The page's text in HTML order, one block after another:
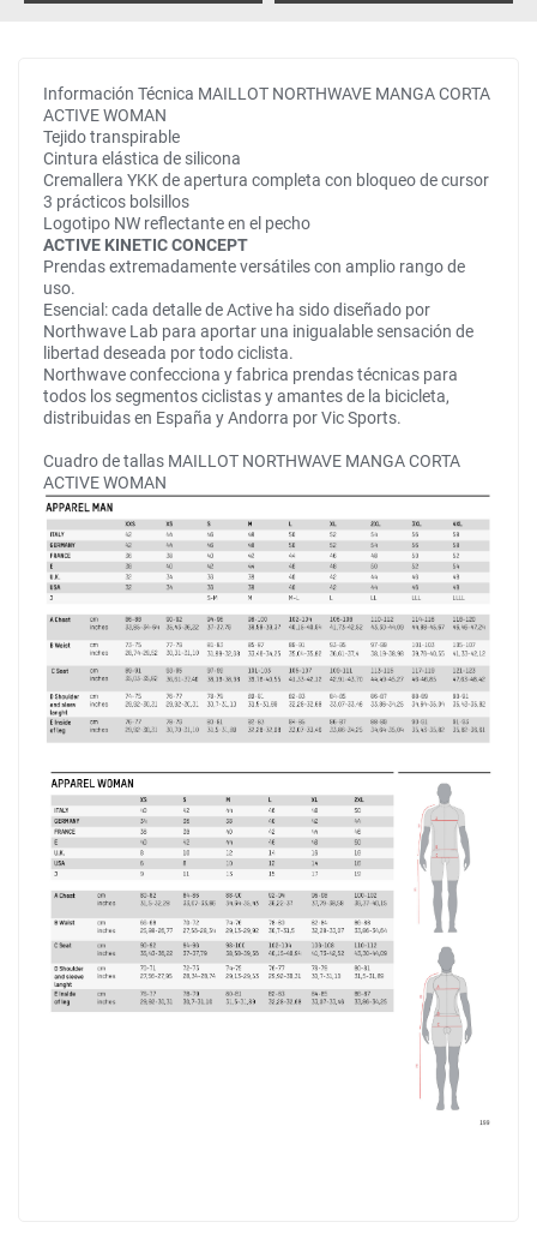
Información Técnica MAILLOT NORTHWAVE MANGA CORTA
ACTIVE WOMAN
Tejido transpirable
Cintura elástica de silicona
Cremallera YKK de apertura completa con bloqueo de cursor
3 prácticos bolsillos
Logotipo NW reflectante en el pecho
ACTIVE KINETIC CONCEPT
Prendas extremadamente versátiles con amplio rango de
uso.
Esencial: cada detalle de Active ha sido diseñado por
Northwave Lab para aportar una inigualable sensación de
libertad deseada por todo ciclista.
Northwave confecciona y fabrica prendas técnicas para
todos los segmentos ciclistas y amantes de la bicicleta,
distribuidas en España y Andorra por Vic Sports.
Cuadro de tallas MAILLOT NORTHWAVE MANGA CORTA
ACTIVE WOMAN